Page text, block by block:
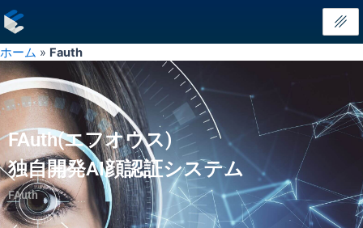
内
容
を
ス
キ
ッ
ホーム » Fauth
FAuth(エフオウス)
独自開発AI顔認証システム
FAuth